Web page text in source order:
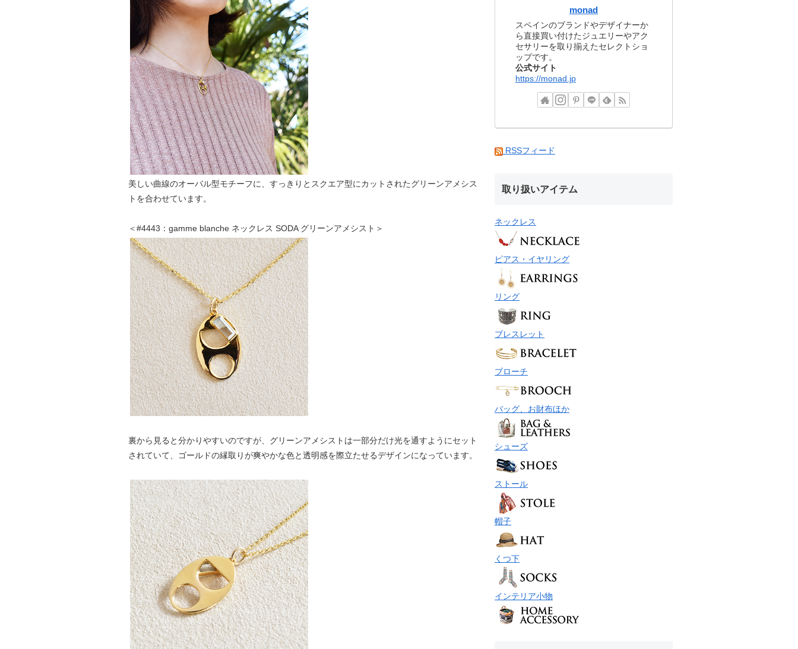
美しい曲線のオーバル型モチーフに、すっきりとスクエア型にカットされたグリーンアメシス
トを合わせています。
＜#4443：gamme blanche ネックレス SODA グリーンアメシスト＞
裏から見ると分かりやすいのですが、グリーンアメシストは一部分だけ光を通すようにセット
されていて、ゴールドの縁取りが爽やかな色と透明感を際立たせるデザインになっています。
monad
スペインのブランドやデザイナーか
ら直接買い付けたジュエリーやアク
セサリーを取り揃えたセレクトショ
ップです。
公式サイト
https://monad.jp
RSSフィード
取り扱いアイテム
ネックレス
ピアス・イヤリング
リング
ブレスレット
ブローチ
バッグ、お財布ほか
シューズ
ストール
帽子
くつ下
インテリア小物